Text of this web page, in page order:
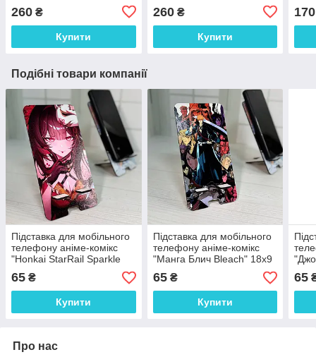
260 ₴
Купити
260₴
Купити
170
Подібні товари компанії
Підставка для мобільного
телефону аніме-комікс
"Honkai StarRail Sparkle
Іскорка" 18х9 см
65 ₴
Купити
Підставка для мобільного
телефону аніме-комікс
"Манга Блич Bleach" 18х9
см
65₴
Купити
65
Про нас